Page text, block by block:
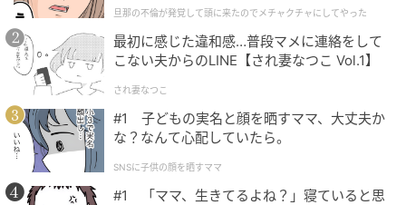
※すべての商品情報・画像は3COINS出典です。
※記事内の情報は執筆時のものになります。価格変更
や、販売終了の可能性もございます。最新の商品情報
は各お店・ブランドなどにご確認くださいませ。
writer：櫻井ほたる
クチャにしてやった
旦那の不倫が発覚して頭に来たのでメチャクチャにしてやった
最初に感じた違和感…普段マメに連絡をして
こない夫からのLINE【され妻なつこ Vol.1】
され妻なつこ
#1 子どもの実名と顔を晒すママ、大丈夫か
な？なんて心配していたら。
SNSに子供の顔を晒すママ
#1 「ママ、生きてるよね？」寝ていると思